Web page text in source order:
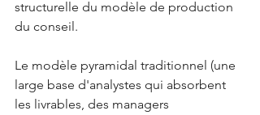
structurelle du modèle de production
du conseil.
Le modèle pyramidal traditionnel (une
large base d'analystes qui absorbent
les livrables, des managers